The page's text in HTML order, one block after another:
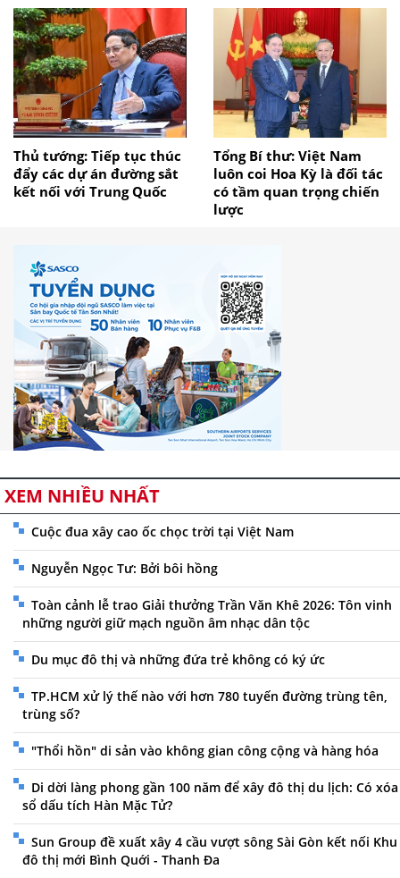
Thủ tướng: Tiếp tục thúc
đẩy các dự án đường sắt
kết nối với Trung Quốc
Tổng Bí thư: Việt Nam
luôn coi Hoa Kỳ là đối tác
có tầm quan trọng chiến
lược
XEM NHIỀU NHẤT
Cuộc đua xây cao ốc chọc trời tại Việt Nam
Nguyễn Ngọc Tư: Bởi bôi hồng
Toàn cảnh lễ trao Giải thưởng Trần Văn Khê 2026: Tôn vinh
những người giữ mạch nguồn âm nhạc dân tộc
Du mục đô thị và những đứa trẻ không có ký ức
TP.HCM xử lý thế nào với hơn 780 tuyến đường trùng tên,
trùng số?
"Thổi hồn" di sản vào không gian công cộng và hàng hóa
Di dời làng phong gần 100 năm để xây đô thị du lịch: Có xóa
sổ dấu tích Hàn Mặc Tử?
Sun Group đề xuất xây 4 cầu vượt sông Sài Gòn kết nối Khu
đô thị mới Bình Quới - Thanh Đa